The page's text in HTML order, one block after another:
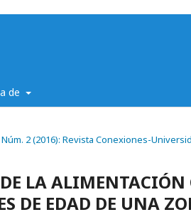
de
Núm. 2 (2016): Revista Conexiones-
LA
DE EDAD DE UNA